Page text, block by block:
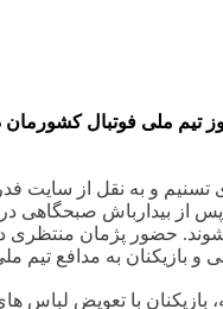
تیم ملی فوتبال کشورمان
و به نقل از سایت
پس از بیدارباش
شوند. حضور پژمان منتظری
بازیکنان با تعویض لباس